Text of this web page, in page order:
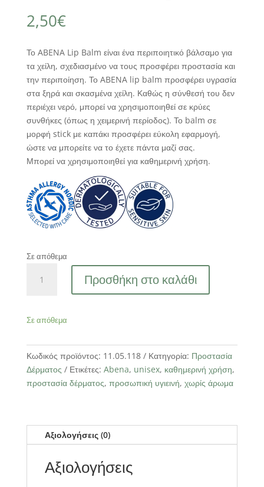
2,50€
Το ABENA Lip Balm είναι ένα περιποιητικό βάλσαμο για
τα χείλη, σχεδιασμένο να τους προσφέρει προστασία και
την περιποίηση. Το ABENA lip balm προσφέρει υγρασία
στα ξηρά και σκασμένα χείλη. Καθώς η σύνθεσή του δεν
περιέχει νερό, μπορεί να χρησιμοποιηθεί σε κρύες
συνθήκες (όπως η χειμερινή περίοδος). Το balm σε
μορφή stick με καπάκι προσφέρει εύκολη εφαρμογή,
ώστε να μπορείτε να το έχετε πάντα μαζί σας.
Μπορεί να χρησιμοποιηθεί για καθημερινή χρήση.
Σε απόθεμα
Χειλιών,
χρωστικές,
χωρίς
άρωμα,
4,5gr
Προσθήκη στο καλάθι
Σε απόθεμα
Κωδικός προϊόντος: 11.05.118 Κατηγορία: Προστασία
Δέρματος
Ετικέτες: Abena, unisex, καθημερινή χρήση,
προστασία δέρματος, προσωπική υγιεινή, χωρίς άρωμα
Αξιολογήσεις (0)
Αξιολογήσεις